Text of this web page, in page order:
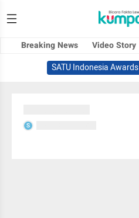
Breaking News Video Story
SATU Indonesia Awards
S